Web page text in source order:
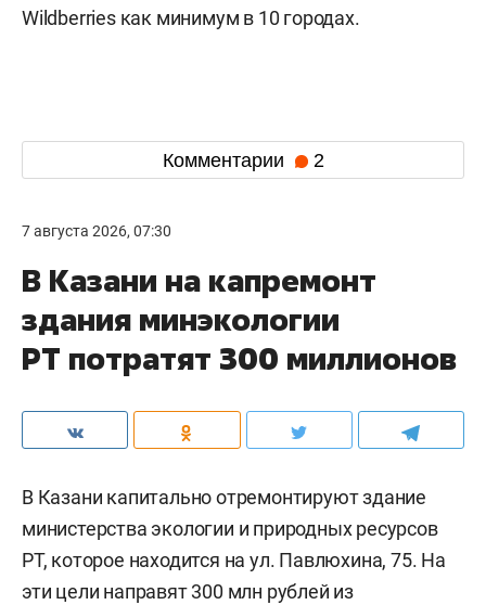
Wildberries как минимум в 10 городах.
Комментарии 2
7 августа 2026, 07:30
В Казани на капремонт
здания минэкологии
РТ потратят 300 миллионов
В Казани капитально отремонтируют здание
министерства экологии и природных ресурсов
РТ, которое находится на ул. Павлюхина, 75. На
эти цели направят 300 млн рублей из